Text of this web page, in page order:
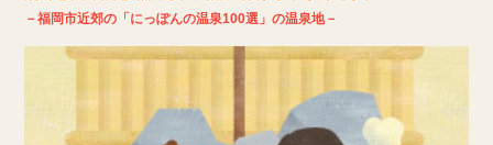
－福岡市近郊の「にっぽんの温泉100選」の温泉地－